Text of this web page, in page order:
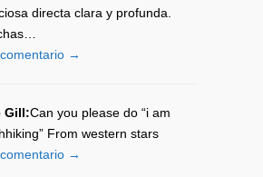
directa clara y profunda.
→
Gill:Can you please do “i am
From western stars
→